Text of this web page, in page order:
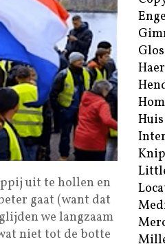
uit te hollen en
gaat (want dat
we langzaam
niet tot de botte